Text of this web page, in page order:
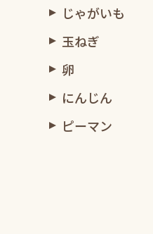
じゃがいも
玉ねぎ
卵
にんじん
ピーマン